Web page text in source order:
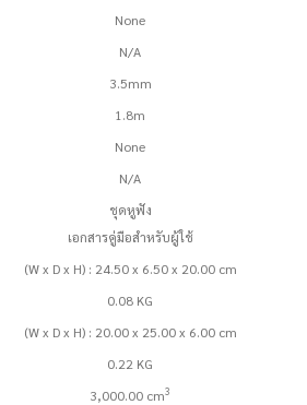
None
N/A
3.5mm
1.8m
None
N/A
ชุดหูฟัง
เอกสารคู่มือสำหรับผู้ใช้
(W x D x H) : 24.50 x 6.50 x 20.00 cm
0.08 KG
(W x D x H) : 20.00 x 25.00 x 6.00 cm
0.22 KG
3,000.00 cm3